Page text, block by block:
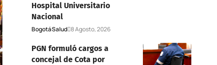
Hospital Universitario
Nacional
BogotáSalud 8 Agosto, 2026
PGN formuló cargos a
concejal de Cota por